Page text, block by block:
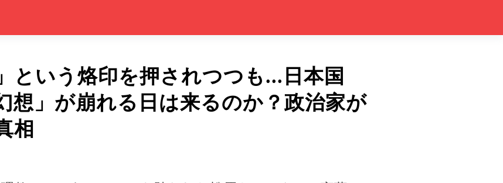
という烙印を押されつつも...日本国
想」が崩れる日は来るのか？政治家が
相